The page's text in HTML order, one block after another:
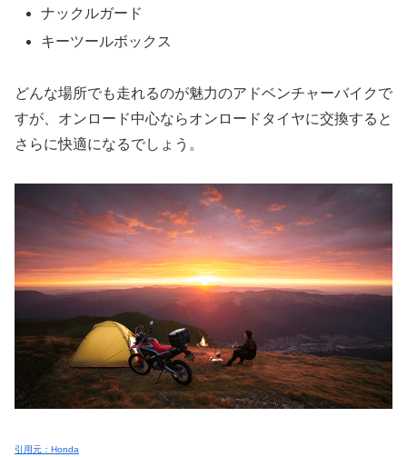
ナックルガード
キーツールボックス
どんな場所でも走れるのが魅力のアドベンチャーバイクで
すが、オンロード中心ならオンロードタイヤに交換すると
さらに快適になるでしょう。
引用元：Honda